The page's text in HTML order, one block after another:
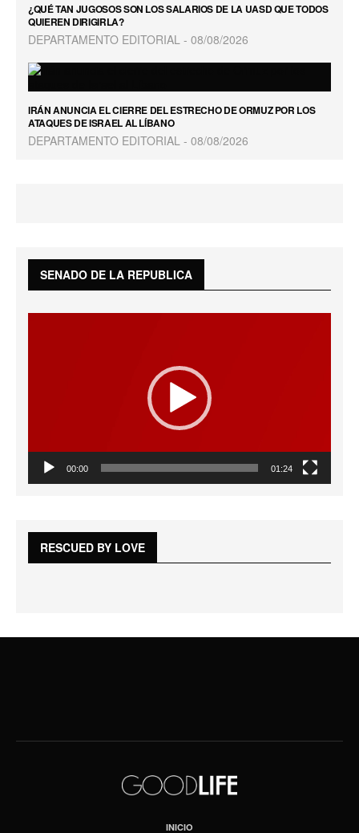
¿QUÉ TAN JUGOSOS SON LOS SALARIOS DE LA UASD QUE TODOS
QUIEREN DIRIGIRLA?
DEPARTAMENTO EDITORIAL 08/08/2026
IRÁN ANUNCIA EL CIERRE DEL ESTRECHO DE ORMUZ POR LOS
ATAQUES DE ISRAEL AL LÍBANO
DEPARTAMENTO EDITORIAL 08/08/2026
SENADO DE LA REPUBLICA
00:00 01:24
RESCUED BY LOVE
INICIO